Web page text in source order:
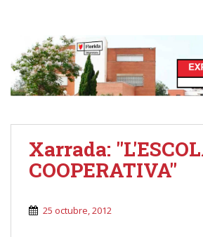
Xarrada:
COOPERATIVA"
25 octubre, 2012